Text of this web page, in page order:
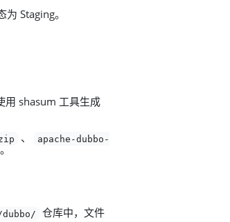
Staging。
用 shasum 工具生成
、
apache-dubbo-
仓库中，文件